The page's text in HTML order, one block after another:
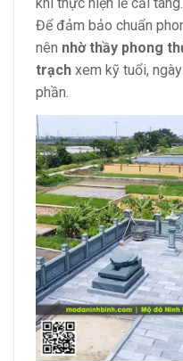
Để đảm bảo chuẩn
nên nhờ thầy phong
trạch xem kỹ tuổi,
phần.